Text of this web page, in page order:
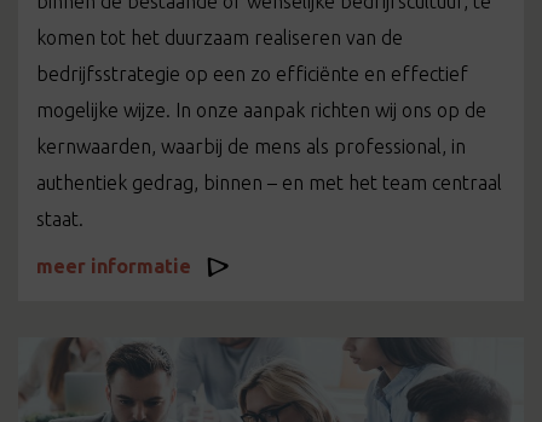
komen tot het duurzaam realiseren van de
bedrijfsstrategie op een zo efficiënte en effectief
mogelijke wijze. In onze aanpak richten wij ons op de
kernwaarden, waarbij de mens als professional, in
authentiek gedrag, binnen – en met het team centraal
staat.
meer informatie